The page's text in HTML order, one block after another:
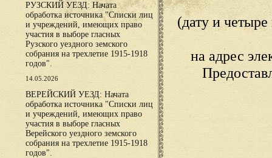
РУЗСКИЙ УЕЗД: Начата
обработка источника "Списки лиц
и учреждений, имеющих право
участия в выборе гласных
Рузского уездного земского
собрания на трехлетие 1915-1918
годов".
14.05.2026
ВЕРЕЙСКИЙ УЕЗД: Начата
обработка источника "Списки лиц
и учреждений, имеющих право
участия в выборе гласных
Верейского уездного земского
собрания на трехлетие 1915-1918
годов".
(дату и
на адрес